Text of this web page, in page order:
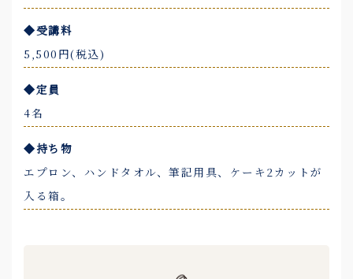
◆受講料
5,500円(税込)
◆定員
4名
◆持ち物
エプロン、ハンドタオル、筆記用具、ケーキ2カットが
入る箱。